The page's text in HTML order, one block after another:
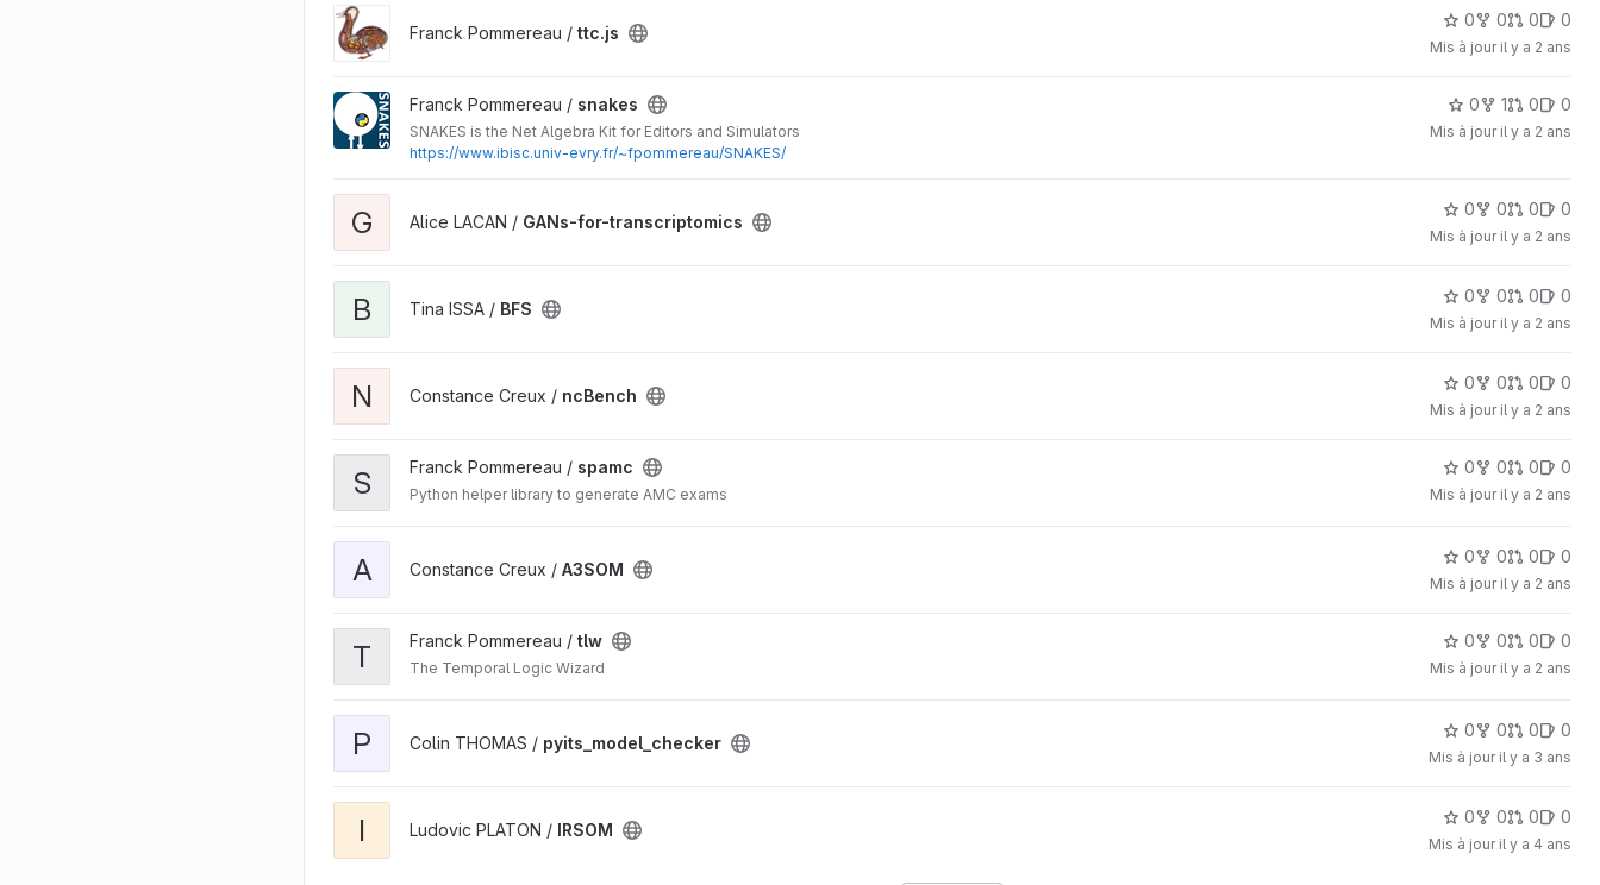
Franck Pommereau / ttc.js
0 0 0 0
Mis à jour il y a 2 ans
Franck Pommereau / snakes
SNAKES is the Net Algebra Kit for Editors and Simulators
https://www.ibisc.univ-evry.fr/~fpommereau/SNAKES/
0 1 0 0
Mis à jour il y a 2 ans
G Alice LACAN / GANs-for-transcriptomics
0 0 0 0
Mis à jour il y a 2 ans
B Tina ISSA / BFS
0 0 0 0
Mis à jour il y a 2 ans
N Constance Creux / ncBench
0 0 0 0
Mis à jour il y a 2 ans
S Franck Pommereau / spamc
Python helper library to generate AMC exams
0 0 0 0
Mis à jour il y a 2 ans
A Constance Creux / A3SOM
0 0 0 0
Mis à jour il y a 2 ans
T Franck Pommereau / tlw
The Temporal Logic Wizard
0 0 0 0
Mis à jour il y a 2 ans
P Colin THOMAS / pyits_model_checker
0 0 0 0
Mis à jour il y a 3 ans
I Ludovic PLATON / IRSOM
0 0 0 0
Mis à jour il y a 4 ans